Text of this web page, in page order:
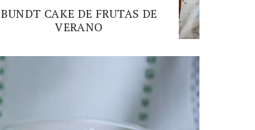
BUNDT CAKE DE FRUTAS DE
VERANO